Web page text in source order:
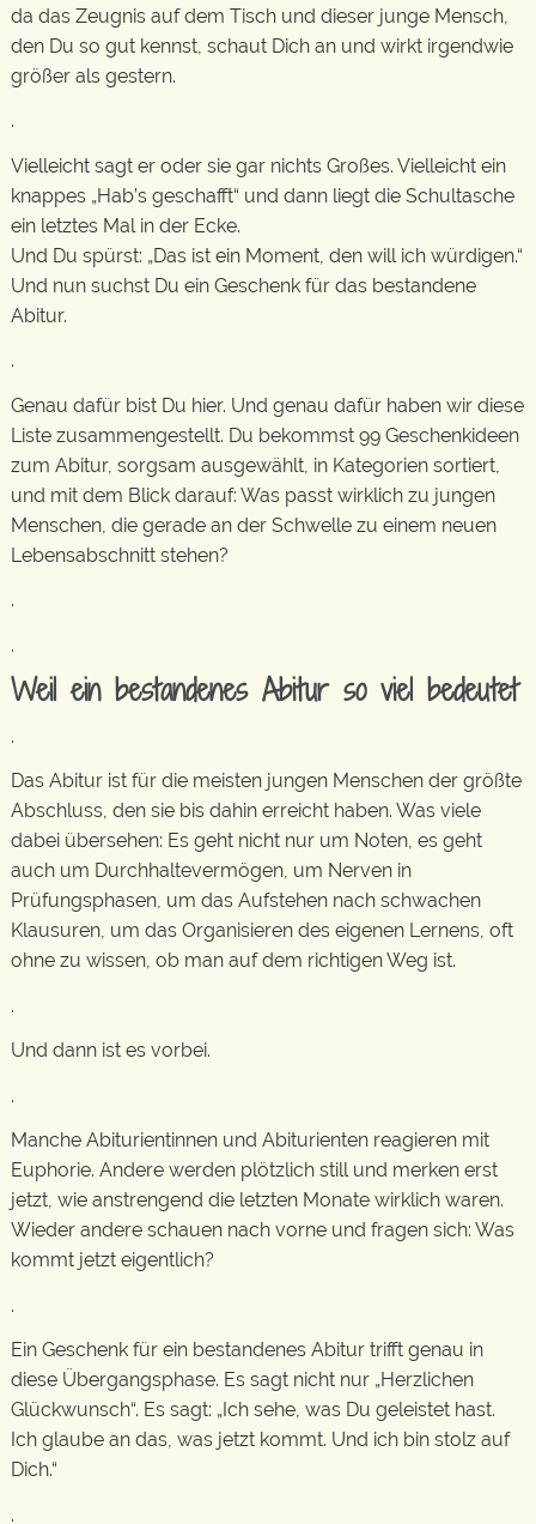
da das Zeugnis auf dem Tisch und dieser junge Mensch,
den Du so gut kennst, schaut Dich an und wirkt irgendwie
größer als gestern.
.
Vielleicht sagt er oder sie gar nichts Großes. Vielleicht ein
knappes „Hab’s geschafft“ und dann liegt die Schultasche
ein letztes Mal in der Ecke.
Und Du spürst: „Das ist ein Moment, den will ich würdigen.“
Und nun suchst Du ein Geschenk für das bestandene
Abitur.
.
Genau dafür bist Du hier. Und genau dafür haben wir diese
Liste zusammengestellt. Du bekommst 99 Geschenkideen
zum Abitur, sorgsam ausgewählt, in Kategorien sortiert,
und mit dem Blick darauf: Was passt wirklich zu jungen
Menschen, die gerade an der Schwelle zu einem neuen
Lebensabschnitt stehen?
.
.
Weil ein bestandenes Abitur so viel bedeutet
.
Das Abitur ist für die meisten jungen Menschen der größte
Abschluss, den sie bis dahin erreicht haben. Was viele
dabei übersehen: Es geht nicht nur um Noten, es geht
auch um Durchhaltevermögen, um Nerven in
Prüfungsphasen, um das Aufstehen nach schwachen
Klausuren, um das Organisieren des eigenen Lernens, oft
ohne zu wissen, ob man auf dem richtigen Weg ist.
.
Und dann ist es vorbei.
.
Manche Abiturientinnen und Abiturienten reagieren mit
Euphorie. Andere werden plötzlich still und merken erst
jetzt, wie anstrengend die letzten Monate wirklich waren.
Wieder andere schauen nach vorne und fragen sich: Was
kommt jetzt eigentlich?
.
Ein Geschenk für ein bestandenes Abitur trifft genau in
diese Übergangsphase. Es sagt nicht nur „Herzlichen
Glückwunsch“. Es sagt: „Ich sehe, was Du geleistet hast.
Ich glaube an das, was jetzt kommt. Und ich bin stolz auf
Dich.“
.